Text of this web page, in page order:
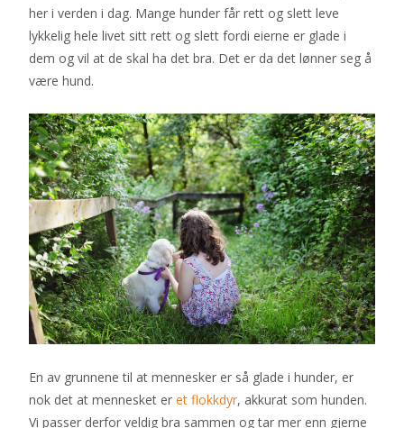
her i verden i dag. Mange hunder får rett og slett leve
lykkelig hele livet sitt rett og slett fordi eierne er glade i
dem og vil at de skal ha det bra. Det er da det lønner seg å
være hund.
En av grunnene til at mennesker er så glade i hunder, er
nok det at mennesket er et flokkdyr, akkurat som hunden.
Vi passer derfor veldig bra sammen og tar mer enn gjerne